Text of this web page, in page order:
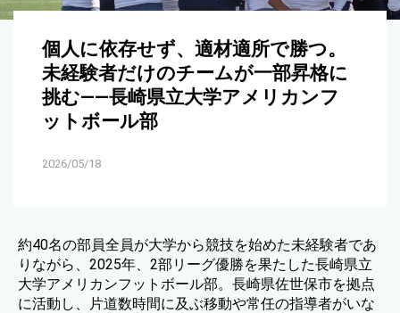
個人に依存せず、適材適所で勝つ。
未経験者だけのチームが一部昇格に
挑む——長崎県立大学アメリカンフ
ットボール部
2026/05/18
約40名の部員全員が大学から競技を始めた未経験者であ
りながら、2025年、2部リーグ優勝を果たした長崎県立
大学アメリカンフットボール部。長崎県佐世保市を拠点
に活動し、片道数時間に及ぶ移動や常任の指導者がいな